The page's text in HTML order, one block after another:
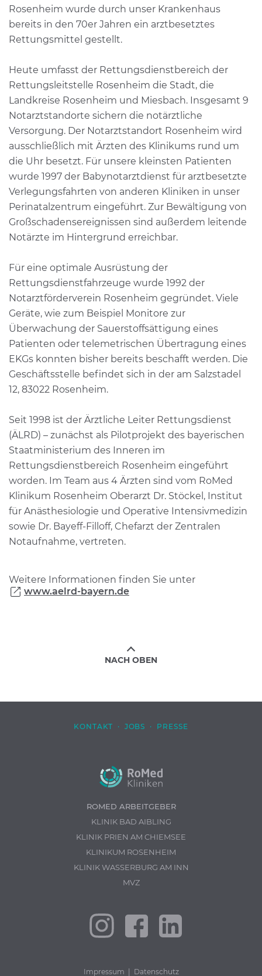
Rosenheim wurde durch unser Krankenhaus
bereits in den 70er Jahren ein arztbesetztes
Rettungsmittel gestellt.
Heute umfasst der Rettungsdienstbereich der
Rettungsleitstelle Rosenheim die Stadt, die
Landkreise Rosenheim und Miesbach. Insgesamt 9
Notarztstandorte sichern die notärztliche
Versorgung. Der Notarztstandort Rosenheim wird
ausschließlich mit Ärzten des Klinikums rund um
die Uhr besetzt. Für unsere kleinsten Patienten
wurde 1997 der Babynotarztdienst für arztbesetzte
Verlegungsfahrten von anderen Kliniken in unser
Perinatalzentrum eingeführt. Zur Bewältigung von
Großschadensereignissen sind außerdem leitende
Notärzte im Hintergrund erreichbar.
Für eine optimale Ausrüstung der
Rettungsdienstfahrzeuge wurde 1992 der
Notarztförderverein Rosenheim gegründet. Viele
Geräte, wie zum Beispiel Monitore zur
Überwachung der Sauerstoffsättigung eines
Patienten oder telemetrischen Übertragung eines
EKGs konnten bisher bereits beschafft werden. Die
Geschäftsstelle befindet sich in der am Salzstadel
12, 83022 Rosenheim.
Seit 1998 ist der Ärztliche Leiter Rettungsdienst
(ÄLRD) – zunächst als Pilotprojekt des bayerischen
Staatministerium des Inneren im
Rettungsdienstbereich Rosenheim eingeführt
worden. Im Team aus 4 Ärzten sind vom RoMed
Klinikum Rosenheim Oberarzt Dr. Stöckel, Institut
für Anästhesiologie und Operative Intensivmedizin
sowie Dr. Bayeff-Filloff, Chefarzt der Zentralen
Notaufnahme, vertreten.
Weitere Informationen finden Sie unter
www.aelrd-bayern.de
NACH OBEN
KONTAKT · JOBS · PRESSE
ROMED ARBEITGEBER
KLINIK BAD AIBLING
KLINIK PRIEN AM CHIEMSEE
KLINIKUM ROSENHEIM
KLINIK WASSERBURG AM INN
MVZ
Impressum Datenschutz